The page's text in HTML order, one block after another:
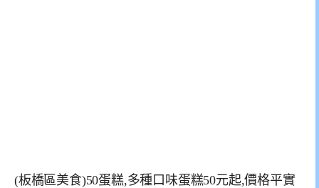
(板橋區美食)50蛋糕,多種口味蛋糕50元起,價格平實